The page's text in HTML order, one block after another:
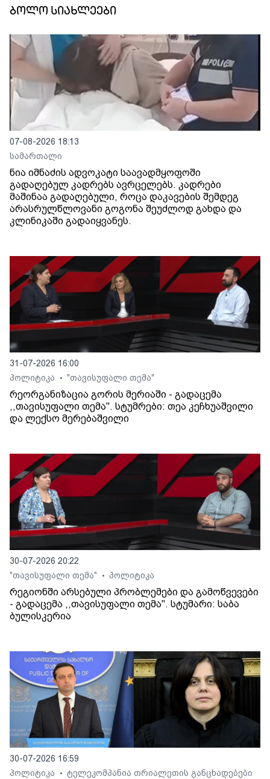
ბოლო სიახლეები
07-08-2026 18:13
სამართალი
ნია იმნაძის ადვოკატი საავადმყოფოში
გადაღებულ კადრებს ავრცელებს. კადრები
მაშინაა გადაღებული, როცა დაკავების შემდეგ
არასრულწლოვანი გოგონა შეუძლოდ გახდა და
კლინიკაში გადაიყვანეს.
31-07-2026 16:00
პოლიტიკა
• "თავისუფალი თემა"
რეორგანიზაცია გორის მერიაში - გადაცემა
,,თავისუფალი თემა". სტუმრები: თეა კეჩხუაშვილი
და ლექსო მერებაშვილი
30-07-2026 20:22
"თავისუფალი თემა"
• პოლიტიკა
რეგიონში არსებული პრობლემები და გამოწვევები
- გადაცემა ,,თავისუფალი თემა". სტუმარი: საბა
ბულისკერია
30-07-2026 16:59
პოლიტიკა
• ტელეკომპანია თრიალეთის განცხადებები